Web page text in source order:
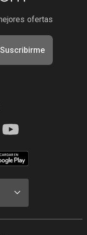
ofertas
Suscribirme